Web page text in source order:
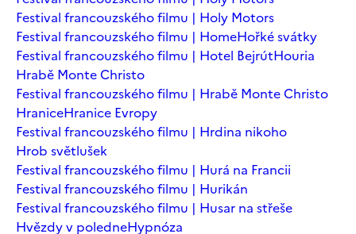
Festival francouzského filmu | Holy Motors
Festival francouzského filmu | HomeHořké svátky
Festival francouzského filmu | Hotel BejrútHouria
Hrabě Monte Christo
Festival francouzského filmu | Hrabě Monte Christo
HraniceHranice Evropy
Festival francouzského filmu | Hrdina nikoho
Hrob světlušek
Festival francouzského filmu | Hurá na Francii
Festival francouzského filmu | Hurikán
Festival francouzského filmu | Husar na střeše
Hvězdy v poledneHypnóza